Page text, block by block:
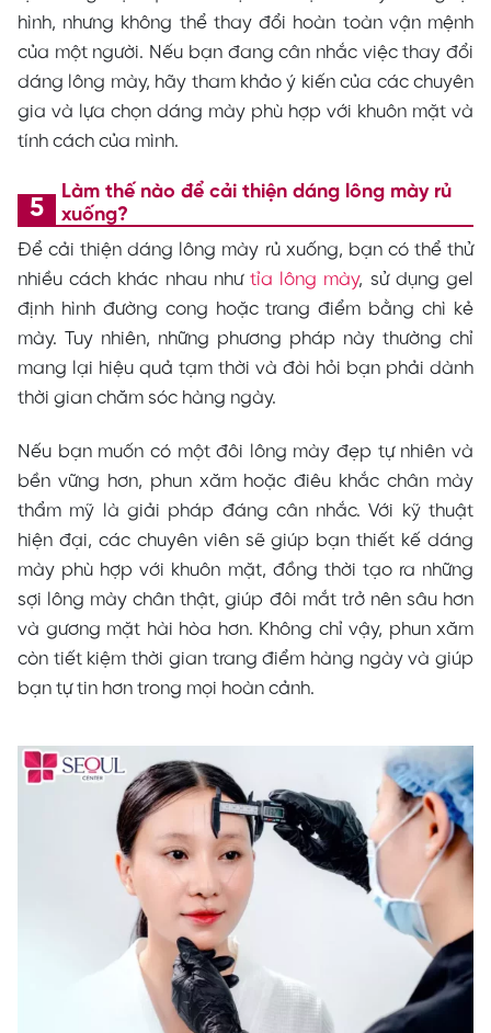
hình, nhưng không thể thay đổi hoàn toàn vận mệnh
của một người. Nếu bạn đang cân nhắc việc thay đổi
dáng lông mày, hãy tham khảo ý kiến của các chuyên
gia và lựa chọn dáng mày phù hợp với khuôn mặt và
tính cách của mình.
Làm thế nào để cải thiện dáng lông mày rủ
xuống?
Để cải thiện dáng lông mày rủ xuống, bạn có thể thử
nhiều cách khác nhau như tỉa lông mày, sử dụng gel
định hình đường cong hoặc trang điểm bằng chì kẻ
mày. Tuy nhiên, những phương pháp này thường chỉ
mang lại hiệu quả tạm thời và đòi hỏi bạn phải dành
thời gian chăm sóc hàng ngày.
Nếu bạn muốn có một đôi lông mày đẹp tự nhiên và
bền vững hơn, phun xăm hoặc điêu khắc chân mày
thẩm mỹ là giải pháp đáng cân nhắc. Với kỹ thuật
hiện đại, các chuyên viên sẽ giúp bạn thiết kế dáng
mày phù hợp với khuôn mặt, đồng thời tạo ra những
sợi lông mày chân thật, giúp đôi mắt trở nên sâu hơn
và gương mặt hài hòa hơn. Không chỉ vậy, phun xăm
còn tiết kiệm thời gian trang điểm hàng ngày và giúp
bạn tự tin hơn trong mọi hoàn cảnh.